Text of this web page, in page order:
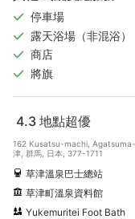
停車場
露天浴場（非混浴）
商店
將旗
4.3 地點超優
162 Kusatsu-machi,
津, 群馬, 日本, 377-1711
草津溫泉巴士總站
草津町溫泉資料館
Yukemuritei Foot Bath